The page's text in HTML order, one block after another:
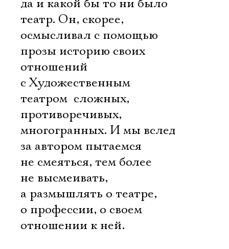
да и какой бы то ни было
театр. Он, скорее,
осмысливал с помощью
прозы историю своих
отношений
с Художественным
театром  сложных,
противоречивых,
многогранных. И мы вслед
за автором пытаемся
не смеяться, тем более 
не высмеивать,
а размышлять о театре,
о профессии, о своем
отношении к ней.